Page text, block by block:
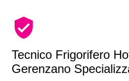
Tecnico Frigorifero
Gerenzano